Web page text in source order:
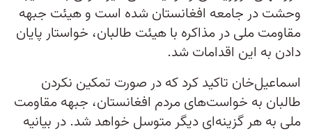
وحشت در جامعه افغانستان شده است و هیئت جبهه
مقاومت ملی در مذاکره با هیئت طالبان، خواستار پایان
دادن به این اقدامات شد.
اسماعیل‌خان تاکید کرد که در صورت تمکین نکردن
طالبان به خواست‌های مردم افغانستان، جبهه مقاومت
ملی به هر گزینه‌ای دیگر متوسل خواهد شد. در بیانیه